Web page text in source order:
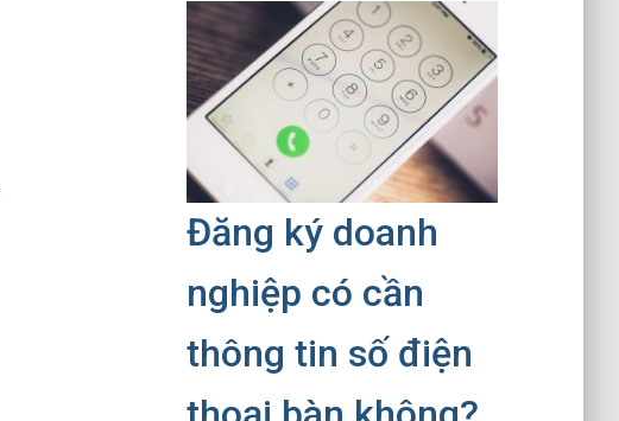
Đăng ký doanh
nghiệp có cần
thông tin số điện